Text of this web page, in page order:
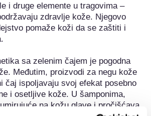
i druge elemente u tragovima –
zdravlje kože. Njegovo
pomaže koži da se zaštiti i
sa zelenim čajem je pogodna
Međutim, proizvodi za negu kože
čaj ispoljavaju svoj efekat posebno
i osetljive kože. U šamponima,
na kožu glave i pročišćava